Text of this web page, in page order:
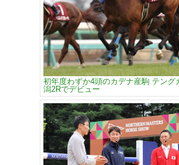
初年度わずか4頭のカデナ産駒 テング
潟2Rでデビュー